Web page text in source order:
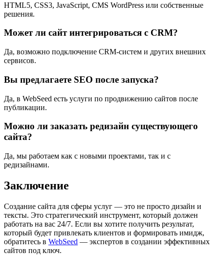
HTML5, CSS3, JavaScript, CMS WordPress или собственные
решения.
Может ли сайт интегрироваться с CRM?
Да, возможно подключение CRM-систем и других внешних
сервисов.
Вы предлагаете SEO после запуска?
Да, в WebSeed есть услуги по продвижению сайтов после
публикации.
Можно ли заказать редизайн существующего
сайта?
Да, мы работаем как с новыми проектами, так и с
редизайнами.
Заключение
Создание сайта для сферы услуг — это не просто дизайн и
тексты. Это стратегический инструмент, который должен
работать на вас 24/7. Если вы хотите получить результат,
который будет привлекать клиентов и формировать имидж,
обратитесь в WebSeed — экспертов в создании эффективных
сайтов под ключ.